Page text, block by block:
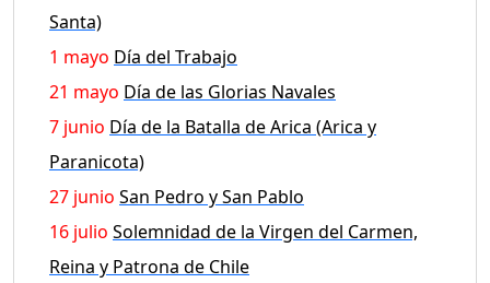
Santa)
1 mayo Día del Trabajo
21 mayo Día de las Glorias Navales
7 junio Día de la Batalla de Arica (Arica y
Paranicota)
27 junio San Pedro y San Pablo
16 julio Solemnidad de la Virgen del Carmen,
Reina y Patrona de Chile